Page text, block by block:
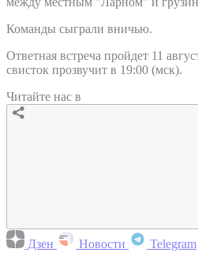
Команды сыграли вничью.
Ответная встреча пройдет 11
свисток прозвучит в 19:00 (мск).
Читайте нас в
Дзен Новости Telegram